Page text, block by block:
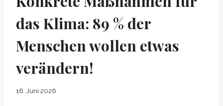
das Klima: 89 % der
Menschen wollen etwas
verändern!
16. Juni 2026